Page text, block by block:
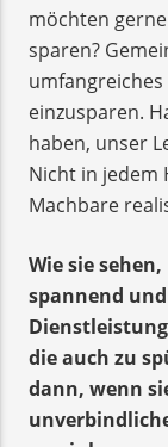
möchten
sparen?
einzusparen.
haben, unser
Nicht in jedem
Machbare
Wie sie
spannend
die auch zu
dann, wenn